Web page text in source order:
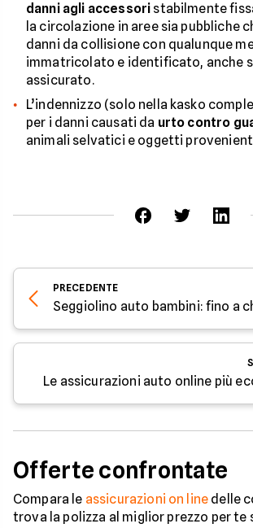
danni agli accessori stabilmente
la circolazione in aree sia pubbliche
danni da collisione con qualunque
immatricolato e identificato, anche
assicurato.
L’indennizzo (solo nella kasko
per i danni causati da urto contro
animali selvatici e oggetti
PRECEDENTE
Le assicurazioni auto online più
Offerte confrontate
Compara le assicurazioni on line delle
trova la polizza al miglior prezzo per te